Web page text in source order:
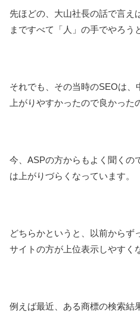
先ほどの、大山社長の話で言え
まですべて「人」の手でやろう
それでも、その当時のSEOは
上がりやすかったので良かった
今、ASPの方からもよく聞くの
は上がりづらくなっています。
どちらかというと、以前からず
サイトの方が上位表示しやすく
例えば最近、ある商標の検索結